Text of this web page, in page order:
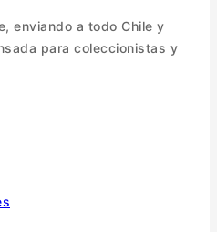
enviando a todo Chile y
para coleccionistas y